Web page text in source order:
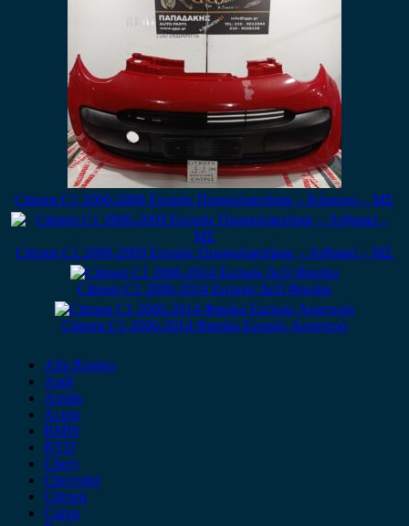
Citroen C1 2006-2009 Εμπρός Προφυλακτήρας – Κόκκινο – ΜΣ
Citroen C1 2006-2009 Εμπρός Προφυλακτήρας – Ανθρακί – ΜΣ
Citroen C1 2006-2014 Εμπρός Δεξί Φανάρι
Citroen C1 2006-2014 Φανάρι Εμπρός Αριστερό
Alfa Romeo
Audi
Austin
Acura
BMW
BYD
Chery
Chevrolet
Citroen
Cupra